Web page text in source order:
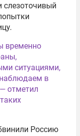
слезоточивый
временно
ситуациями,
в
отметил
Россию